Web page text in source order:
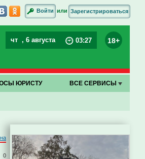
Войти или Зарегистрироваться
чт , 6 августа 03:27 18+
ЮРИСТУ ВСЕ СЕРВИСЫ
0